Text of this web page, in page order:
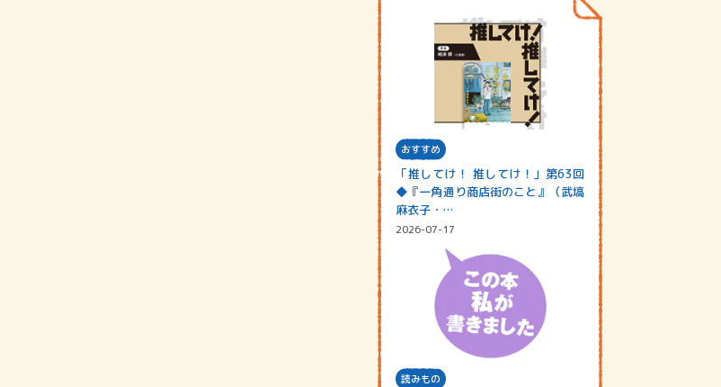
おすすめ
「推してけ！ 推してけ！」第63回
◆『一角通り商店街のこと』（武塙
麻衣子・…
2026-07-17
読みもの